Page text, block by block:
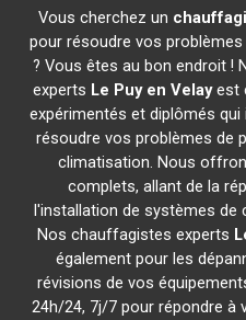
Vous cherchez un
pour résoudre vos
? Vous êtes au bon endroit !
experts Le Puy en Velayest
expérimentés et diplômés
résoudre vos problèmes de
climatisation. Nous
complets, allant de la
l'installation de systèmes de
Nos chauffagistes experts
également pour les
révisions de vos
24h/24, 7j/7 pour répondre à